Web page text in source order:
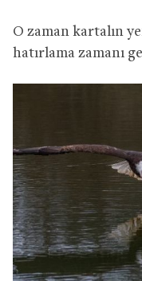
O zaman kartalın
hatırlama zamanı